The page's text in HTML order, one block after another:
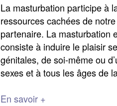
La masturbation participe à
ressources cachées de
partenaire. La masturbation
consiste à induire le plaisir
génitales, de soi-même ou
sexes et à tous les âges de
En savoir +